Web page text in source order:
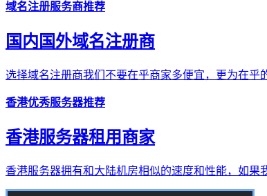
域名注册服务商推荐
国内国外域名注册商
选择域名注册商我们不要在乎商家多便宜，更为在
香港优秀服务器推荐
香港服务器租用商家
香港服务器拥有和大陆机房相似的速度和性能，如